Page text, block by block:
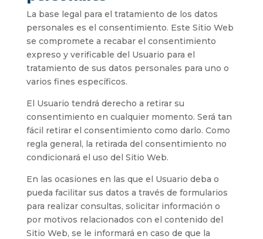
La base legal para el tratamiento de los datos
personales es el consentimiento. Este Sitio Web
se compromete a recabar el consentimiento
expreso y verificable del Usuario para el
tratamiento de sus datos personales para uno o
varios fines específicos.
El Usuario tendrá derecho a retirar su
consentimiento en cualquier momento. Será tan
fácil retirar el consentimiento como darlo. Como
regla general, la retirada del consentimiento no
condicionará el uso del Sitio Web.
En las ocasiones en las que el Usuario deba o
pueda facilitar sus datos a través de formularios
para realizar consultas, solicitar información o
por motivos relacionados con el contenido del
Sitio Web, se le informará en caso de que la